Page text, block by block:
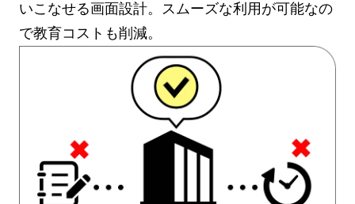
いこなせる画面設計。スムーズな利用が可能なの
で教育コストも削減。